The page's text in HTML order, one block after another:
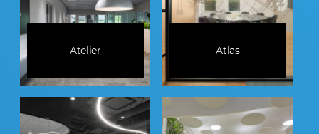
Atelier Atlas